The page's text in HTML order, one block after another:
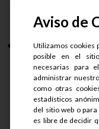
S/.
S/.
Aviso de
Utilizamos cookies
posible en el
necesarias para
administrar
como otras
estadísticos
del sitio web o
es libre de decidir